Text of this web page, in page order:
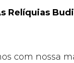
Relíquias
com nossa